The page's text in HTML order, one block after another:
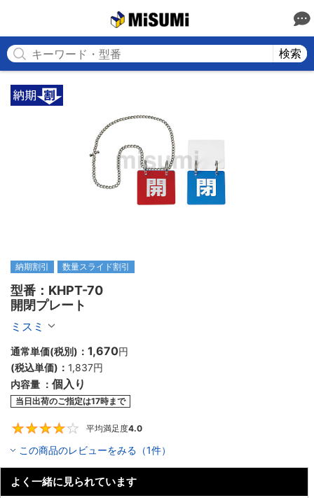
検索
納期割引 数量スライド割引
型番：KHPT-70
開閉プレート
ミスミ
通常単価(税別)： 1,670円
(税込単価)： 1,837円
内容量 ： 個入り
当日出荷のご指定は17時まで
平均満足度4.0
この商品のレビューをみる（1件）
よく一緒に見られています